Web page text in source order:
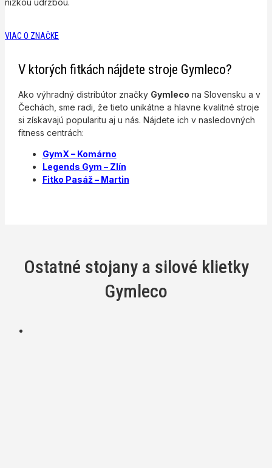
nízkou údržbou.
VIAC O ZNAČKE
V ktorých fitkách nájdete stroje Gymleco?
Ako výhradný distribútor značky Gymleco na Slovensku a v
Čechách, sme radi, že tieto unikátne a hlavne kvalitné stroje
si získavajú popularitu aj u nás. Nájdete ich v nasledovných
fitness centrách:
GymX – Komárno
Legends Gym – Zlín
Fitko Pasáž – Martin
Ostatné stojany a silové klietky
Gymleco